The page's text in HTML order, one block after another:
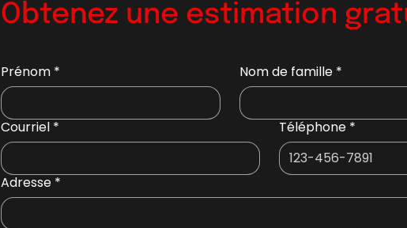
Obtenez une estimation
Prénom * Nom de famille *
Courriel * Téléphone *
Adresse *